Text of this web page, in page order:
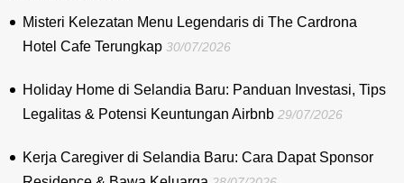
Misteri Kelezatan Menu Legendaris di The Cardrona
Hotel Cafe Terungkap 30/07/2026
Holiday Home di Selandia Baru: Panduan Investasi, Tips
Legalitas & Potensi Keuntungan Airbnb 29/07/2026
Kerja Caregiver di Selandia Baru: Cara Dapat Sponsor